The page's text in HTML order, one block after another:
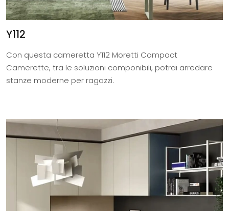
Y112
Con questa cameretta Y112 Moretti Compact
Camerette, tra le soluzioni componibili, potrai arredare
stanze moderne per ragazzi.